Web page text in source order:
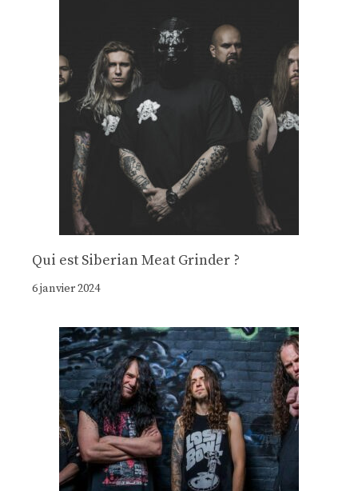
Qui est Siberian Meat Grinder ?
6 janvier 2024